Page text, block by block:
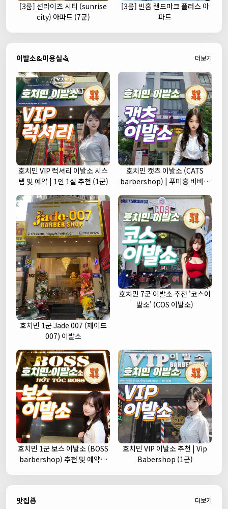
[3룸] 선라이즈 시티 (sunrise
city) 아파트 (7군)
[3룸] 빈홈 랜드마크 플러스 아
파트
이발소&미용실🪒 더보기
호치민 VIP 럭셔리 이발소 시스
템 및 예약 | 1인 1실 추천 (1군)
호치민 캣츠 이발소 (CATS
barbershop) | 푸미흥 바버샵
호치민 1군 Jade 007 (제이드
007) 이발소
호치민 7군 이발소 추천 '코스이
발소' (COS 이발소)
호치민 1군 보스 이발소 (BOSS
barbershop) 추천 및 예약안
호치민 VIP 이발소 추천 | Vip
Babershop (1군)
맛집🍜 더보기